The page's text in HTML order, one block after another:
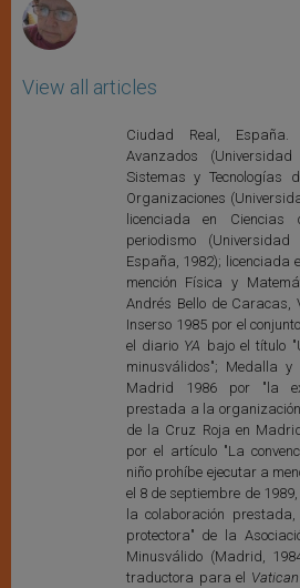
View all articles
Ciudad Real, España.
Avanzados
Sistemas y Tecnologías
Organizaciones
licenciada en
periodismo
España, 1982); licenciada
mención Física y
Andrés Bello de Caracas,
Inserso 1985 por el
el diario YA bajo el título
minusválidos"; Medalla
Madrid 1986 por "la
prestada a la
de la Cruz Roja en
por el artículo "La
niño prohíbe ejecutar a
el 8 de septiembre de
la colaboración
protectora" de la
Minusválido (Madrid,
traductora para el